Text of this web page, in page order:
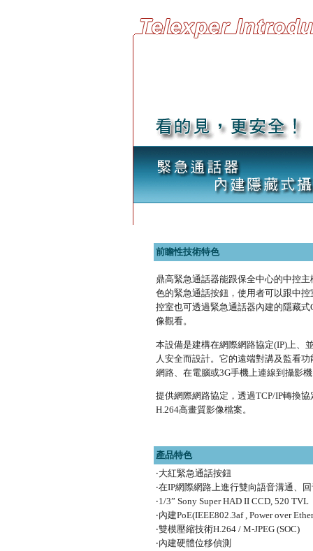
前瞻性技術特色
鼎高緊急通話器能跟保全中心的中控
色的緊急通話按鈕，使用者可以跟中
控室也可透過緊急通話器內建的隱藏式
像觀看。
本設備是建構在網際網路協定(IP)上、
人安全而設計。它的遠端對講及監看
網路、在電腦或3G手機上連線到攝影
提供網際網路協定，透過TCP/IP轉換
H.264高畫質影像檔案。
產品特色
‧大紅緊急通話按鈕
‧在IP網際網路上進行雙向語音溝通、
‧1/3” Sony Super HAD II CCD, 520 TVL
‧內建PoE(IEEE802.3af , Power over
‧雙模壓縮技術H.264 / M-JPEG (SOC)
‧內建硬體位移偵測